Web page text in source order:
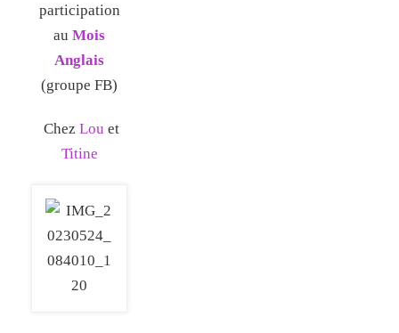
participation
au Mois
Anglais
(groupe FB)
Chez Lou et
Titine